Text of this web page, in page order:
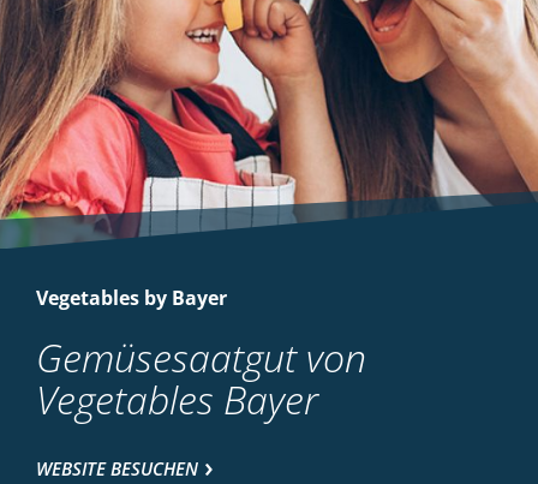
Vegetables by Bayer
Gemüsesaatgut von
Vegetables Bayer
WEBSITE BESUCHEN